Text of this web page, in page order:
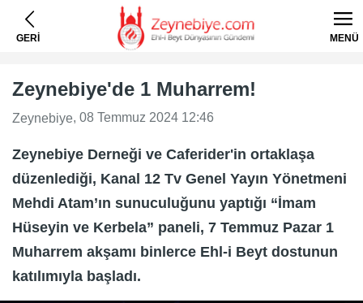
GERİ MENÜ
Zeynebiye'de 1 Muharrem!
Zeynebiye, 08 Temmuz 2024 12:46
Zeynebiye Derneği ve Caferider'in ortaklaşa
düzenlediği, Kanal 12 Tv Genel Yayın Yönetmeni
Mehdi Atam’ın sunuculuğunu yaptığı “İmam
Hüseyin ve Kerbela” paneli, 7 Temmuz Pazar 1
Muharrem akşamı binlerce Ehl-i Beyt dostunun
katılımıyla başladı.